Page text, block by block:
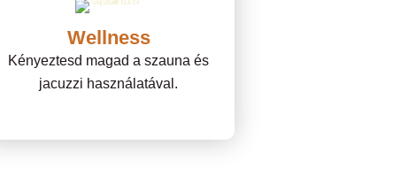
Wellness
Kényeztesd magad a szauna és
jacuzzi használatával.